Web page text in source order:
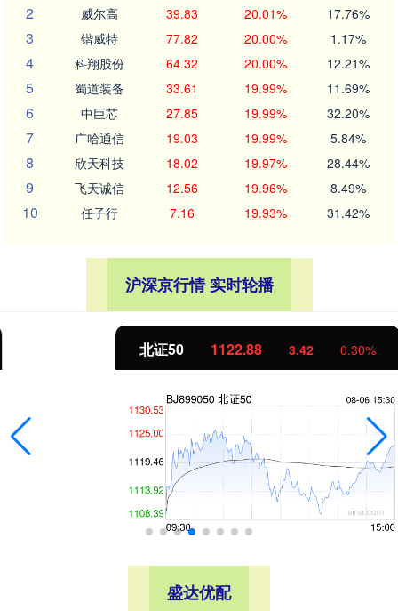
2 威尔高 39.83 20.01% 17.76%
3 锴威特 77.82 20.00% 1.17%
4 科翔股份 64.32 20.00% 12.21%
5 蜀道装备 33.61 19.99% 11.69%
6 中巨芯 27.85 19.99% 32.20%
7 广哈通信 19.03 19.99% 5.84%
8 欣天科技 18.02 19.97% 28.44%
9 飞天诚信 12.56 19.96% 8.49%
10 任子行 7.16 19.93% 31.42%
沪深京行情 实时轮播
1122.88 3.42 0.30%
盛达优配